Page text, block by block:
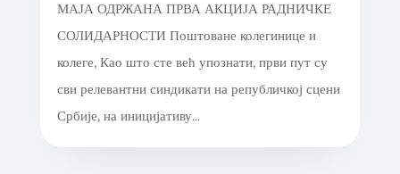
МАЈА ОДРЖАНА ПРВА АКЦИЈА РАДНИЧКЕ
СОЛИДАРНОСТИ Поштоване колегинице и
колеге, Као што сте већ упознати, први пут су
сви релевантни синдикати на републичкој сцени
Србије, на иницијативу...